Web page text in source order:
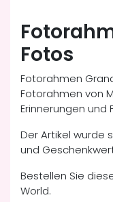
Fotos
Fotorahmen
Fotorahmen von
Erinnerungen und
Der Artikel wurde
und
Bestellen Sie
World.